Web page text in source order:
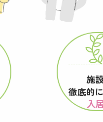
施
徹底的
入